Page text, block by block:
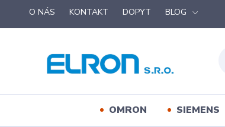
O NÁS KONTAKT DOPYT BLOG
OMRON SIEMENS